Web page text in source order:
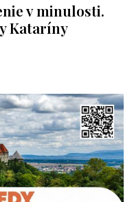
v minulosti.
Kataríny